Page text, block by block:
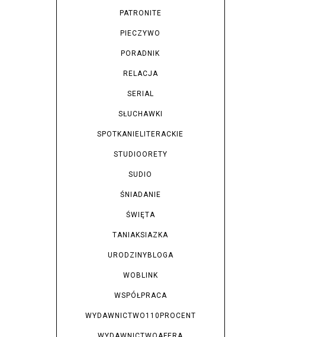
PATRONITE
PIECZYWO
PORADNIK
RELACJA
SERIAL
SŁUCHAWKI
SPOTKANIELITERACKIE
STUDIOORETY
SUDIO
ŚNIADANIE
ŚWIĘTA
TANIAKSIAZKA
URODZINYBLOGA
WOBLINK
WSPÓŁPRACA
WYDAWNICTWO110PROCENT